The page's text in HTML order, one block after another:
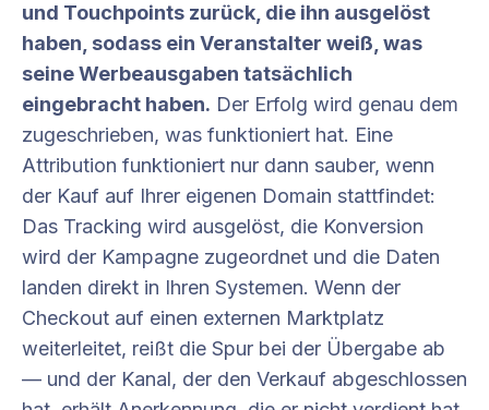
und Touchpoints zurück, die ihn ausgelöst
haben, sodass ein Veranstalter weiß, was
seine Werbeausgaben tatsächlich
eingebracht haben. Der Erfolg wird genau dem
zugeschrieben, was funktioniert hat. Eine
Attribution funktioniert nur dann sauber, wenn
der Kauf auf Ihrer eigenen Domain stattfindet:
Das Tracking wird ausgelöst, die Konversion
wird der Kampagne zugeordnet und die Daten
landen direkt in Ihren Systemen. Wenn der
Checkout auf einen externen Marktplatz
weiterleitet, reißt die Spur bei der Übergabe ab
— und der Kanal, der den Verkauf abgeschlossen